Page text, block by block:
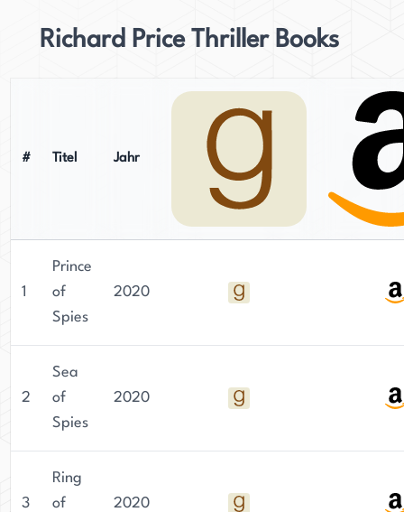
Richard Price Thriller Books
# Titel Jahr
1
Prince
of
Spies
2020
2
Sea
of
Spies
2020
3
Ring
of
2020